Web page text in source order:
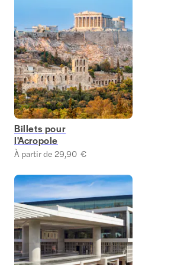
Billets pour
l'Acropole
À partir de 29,90 €